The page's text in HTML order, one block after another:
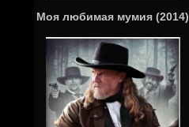
Моя любимая мумия (2014)